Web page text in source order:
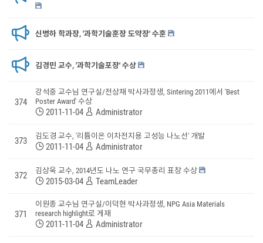
신병하 학과장, '과학기술훈장 도약장' 수훈
김경민 교수, '과학기술포장' 수상
374
강석중 교수님 연구실/전상채 박사과정생, Sintering 2011에서 'Best
Poster Award' 수상
2011-11-04 Administrator
373 김도경 교수, '리튬이온 이차전지용 고성능 나노선' 개발
2011-11-04 Administrator
372 김상욱 교수, 2014년도 나노 연구 국무총리 표창 수상
2015-03-04 TeamLeader
371
이원종 교수님 연구실/이덕현 박사과정생, NPG Asia Materials
research highlight로 게재
2011-11-04 Administrator